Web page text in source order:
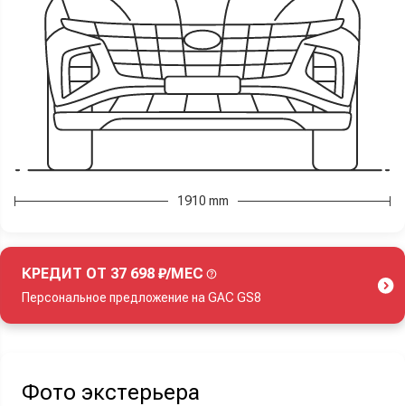
1910 mm
КРЕДИТ ОТ 37 698 ₽/МЕС
Персональное предложение на GAC GS8
Фото экстерьера